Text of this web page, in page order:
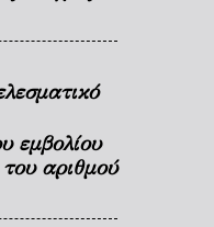
εμβολίου
αριθμού